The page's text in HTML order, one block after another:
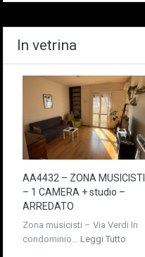
In vetrina
AA4432 – ZONA MUSICISTI
– 1 CAMERA + studio –
ARREDATO
Zona musicisti – Via Verdi In
condominio… Leggi Tutto